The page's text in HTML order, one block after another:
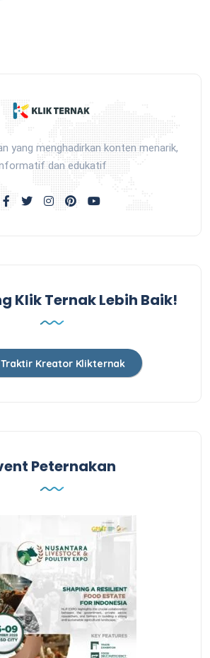
yang menghadirkan konten menarik,
dan edukatif
Klik Ternak Lebih Baik!
Traktir Kreator Klikternak
Peternakan